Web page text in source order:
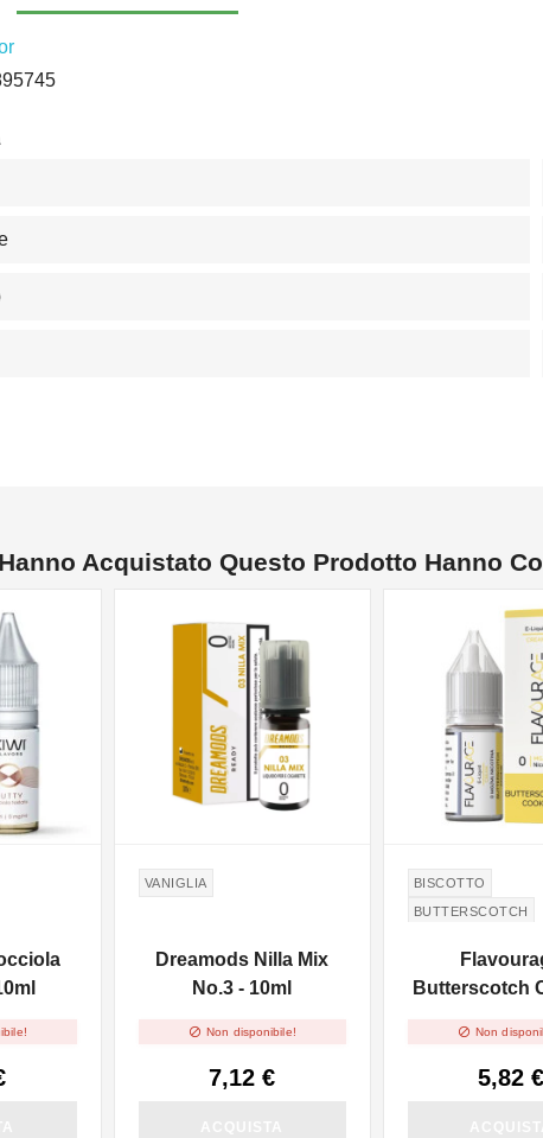
Acquistato Questo Prodotto Hanno
VANIGLIA
Dreamods Nilla Mix
No.3 - 10ml
 Non disponibile!
7,12 €
BISCOTTO
BUTTERSCOTCH
Butterscotch
 Non
5,82 €